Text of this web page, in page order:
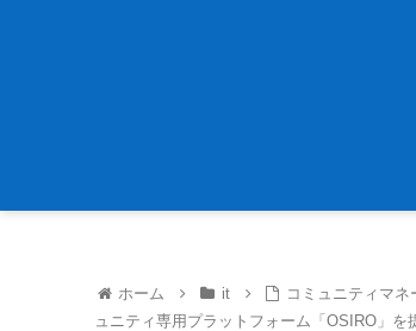
ホーム it
コミュニティマ
ュニティ専用プラットフォーム「OSIRO」